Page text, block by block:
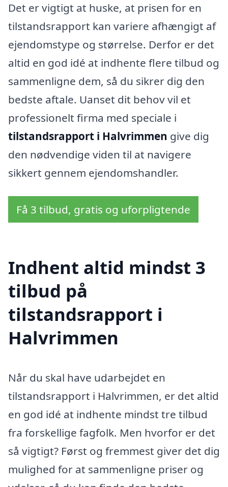
Det er vigtigt at huske, at prisen for en
tilstandsrapport kan variere afhængigt af
ejendomstype og størrelse. Derfor er det
altid en god idé at indhente flere tilbud og
sammenligne dem, så du sikrer dig den
bedste aftale. Uanset dit behov vil et
professionelt firma med speciale i
tilstandsrapport i Halvrimmen give dig
den nødvendige viden til at navigere
sikkert gennem ejendomshandler.
Få 3 tilbud, gratis og uforpligtende
Indhent altid mindst 3
tilbud på
tilstandsrapport i
Halvrimmen
Når du skal have udarbejdet en
tilstandsrapport i Halvrimmen, er det altid
en god idé at indhente mindst tre tilbud
fra forskellige fagfolk. Men hvorfor er det
så vigtigt? Først og fremmest giver det dig
mulighed for at sammenligne priser og